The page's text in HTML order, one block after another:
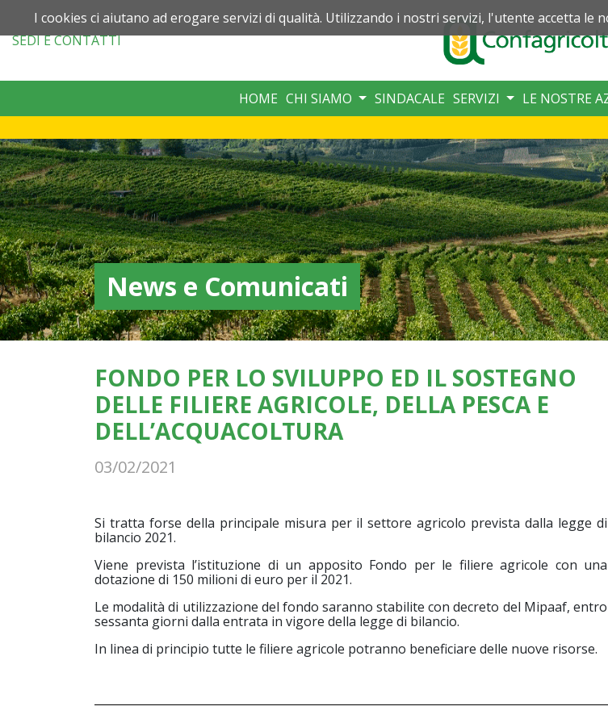
SEDIE CONTATTI
HOME CHI SIAMO SINDACALE SERVIZI LE NOSTRE
News e Comunicati
FONDO PER LO SVILUPPO ED IL SOSTEGNO
DELLE FILIERE AGRICOLE, DELLA PESCA E
DELL’ACQUACOLTURA
03/02/2021
Si tratta forse della principale misura per il settore agricolo prevista dalla legge di
bilancio 2021.
Viene prevista l’istituzione di un apposito Fondo per le filiere agricole con una
dotazione di 150 milioni di euro per il 2021.
Le modalità di utilizzazione del fondo saranno stabilite con decreto del Mipaaf, entro
sessanta giorni dalla entrata in vigore della legge di bilancio.
In linea di principio tutte le filiere agricole potranno beneficiare delle nuove risorse.
I cookies ci aiutano ad erogare servizi di qualità. Utilizzando i nostri servizi, l'utente accetta le